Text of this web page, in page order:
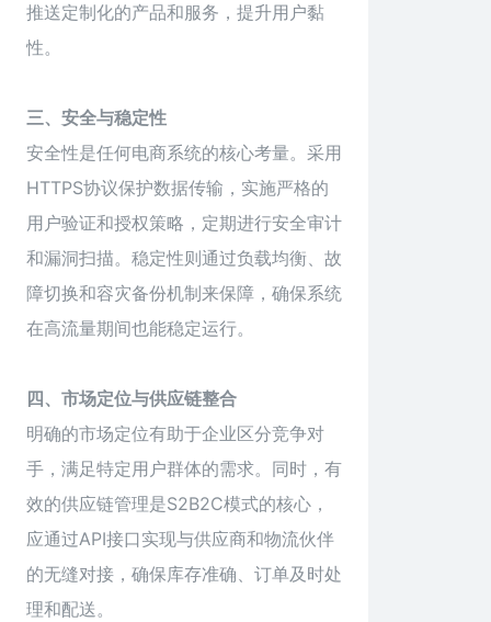
推送定制化的产品和服务，提升用户黏
性。
三、安全与稳定性
安全性是任何电商系统的核心考量。采用
HTTPS协议保护数据传输，实施严格的
用户验证和授权策略，定期进行安全审计
和漏洞扫描。稳定性则通过负载均衡、故
障切换和容灾备份机制来保障，确保系统
在高流量期间也能稳定运行。
四、市场定位与供应链整合
明确的市场定位有助于企业区分竞争对
手，满足特定用户群体的需求。同时，有
效的供应链管理是S2B2C模式的核心，
应通过API接口实现与供应商和物流伙伴
的无缝对接，确保库存准确、订单及时处
理和配送。